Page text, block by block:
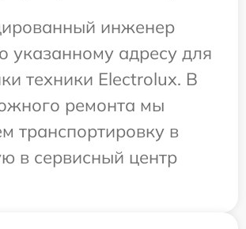
инженер
указанному адресу для
техники Electrolux. В
ремонта мы
транспортировку в
в сервисный центр